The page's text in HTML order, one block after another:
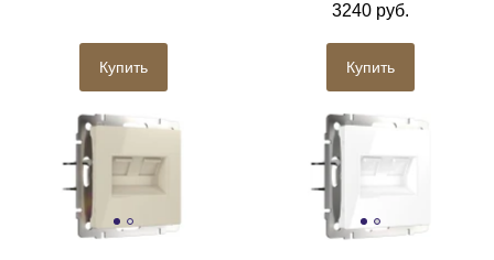
Купить
3240 руб.
Купить